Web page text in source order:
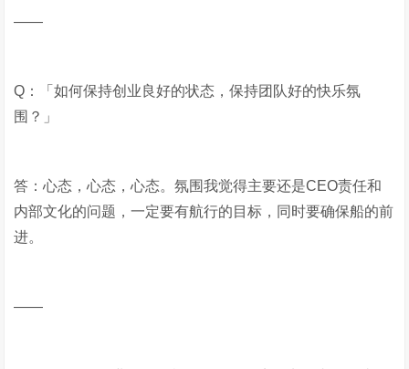
——
Q：「如何保持创业良好的状态，保持团队好的快乐氛
围？」
答：心态，心态，心态。氛围我觉得主要还是CEO责任和
内部文化的问题，一定要有航行的目标，同时要确保船的前
进。
——